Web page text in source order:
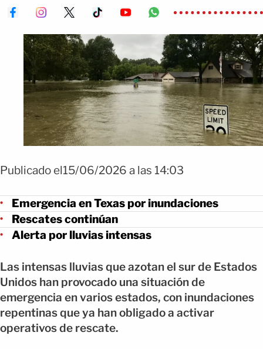
Publicado el15/06/2026 a las 14:03
Emergencia en Texas por inundaciones
Rescates continúan
Alerta por lluvias intensas
Las intensas lluvias que azotan el sur de Estados
Unidos han provocado una situación de
emergencia en varios estados, con inundaciones
repentinas que ya han obligado a activar
operativos de rescate.